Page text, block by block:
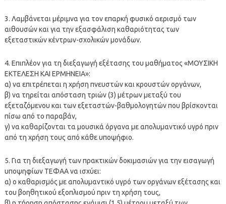
3. Λαμβάνεται μέριμνα για τον επαρκή φυσικό αερισμό των
αιθουσών και για την εξασφάλιση καθαριότητας των
εξεταστικών κέντρων-σχολικών μονάδων.
4. Επιπλέον για τη διεξαγωγή εξέτασης του μαθήματος «ΜΟΥΣΙΚΗ
ΕΚΤΕΛΕΣΗ ΚΑΙ ΕΡΜΗΝΕΙΑ»:
α) να επιτρέπεται η χρήση πνευστών και κρουστών οργάνων,
β) να τηρείται απόσταση τριών (3) μέτρων μεταξύ του
εξεταζόμενου και των εξεταστών-βαθμολογητών που βρίσκονται
πίσω από το παραβάν,
γ) να καθαρίζονται τα μουσικά όργανα με απολυμαντικό υγρό πριν
από τη χρήση τους από κάθε υποψήφιο.
5. Για τη διεξαγωγή των πρακτικών δοκιμασιών για την εισαγωγή
υποψηφίων ΤΕΦΑΑ να ισχύει:
α) ο καθαρισμός με απολυμαντικό υγρό των οργάνων εξέτασης και
του βοηθητικού εξοπλισμού πριν τη χρήση τους,